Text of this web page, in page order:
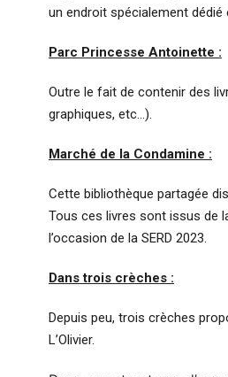
un endroit spécialement
Parc Princesse Antoinette :
Outre le fait de contenir des
graphiques, etc…).
Marché de la Condamine :
Cette bibliothèque partagée
Tous ces livres sont issus de
l’occasion de la SERD 2023.
Dans trois crèches :
Depuis peu, trois crèches
L’Olivier.